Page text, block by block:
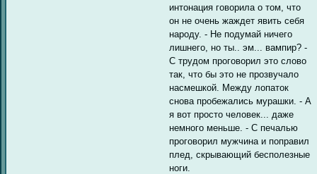
интонация говорила о том, что
он не очень жаждет явить себя
народу. - Не подумай ничего
лишнего, но ты.. эм... вампир? -
С трудом проговорил это слово
так, что бы это не прозвучало
насмешкой. Между лопаток
снова пробежались мурашки. - А
я вот просто человек... даже
немного меньше. - С печалью
проговорил мужчина и поправил
плед, скрывающий бесполезные
ноги.